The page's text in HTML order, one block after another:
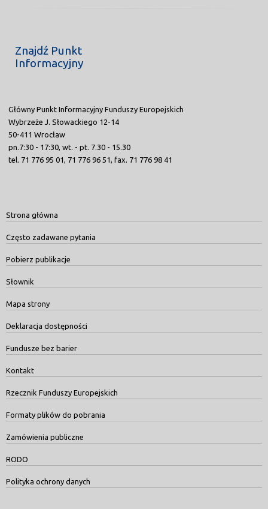
Znajdź Punkt
Informacyjny
Główny Punkt Informacyjny Funduszy Europejskich
Wybrzeże J. Słowackiego 12-14
50-411 Wrocław
pn.7:30 - 17:30, wt. - pt. 7.30 - 15.30
tel. 71 776 95 01, 71 776 96 51, fax. 71 776 98 41
Strona główna
Często zadawane pytania
Pobierz publikacje
Słownik
Mapa strony
Deklaracja dostępności
Fundusze bez barier
Kontakt
Rzecznik Funduszy Europejskich
Formaty plików do pobrania
Zamówienia publiczne
RODO
Polityka ochrony danych